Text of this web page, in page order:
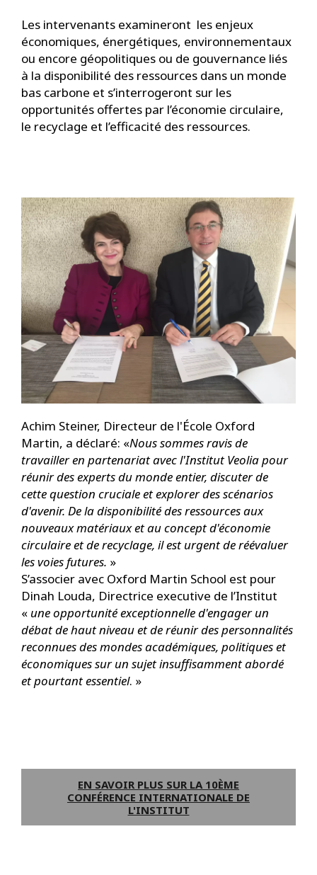
Les intervenants examineront les enjeux
économiques, énergétiques, environnementaux
ou encore géopolitiques ou de gouvernance liés
à la disponibilité des ressources dans un monde
bas carbone et s’interrogeront sur les
opportunités offertes par l’économie circulaire,
le recyclage et l’efficacité des ressources.
Achim Steiner, Directeur de l'École Oxford
Martin, a déclaré: «Nous sommes ravis de
travailler en partenariat avec l'Institut Veolia pour
réunir des experts du monde entier, discuter de
cette question cruciale et explorer des scénarios
d'avenir. De la disponibilité des ressources aux
nouveaux matériaux et au concept d'économie
circulaire et de recyclage, il est urgent de réévaluer
les voies futures. »
S’associer avec Oxford Martin School est pour
Dinah Louda, Directrice executive de l’Institut
« une opportunité exceptionnelle d'engager un
débat de haut niveau et de réunir des personnalités
reconnues des mondes académiques, politiques et
économiques sur un sujet insuffisamment abordé
et pourtant essentiel. »
EN SAVOIR PLUS SUR LA 10ÈME
CONFÉRENCE INTERNATIONALE DE
L'INSTITUT